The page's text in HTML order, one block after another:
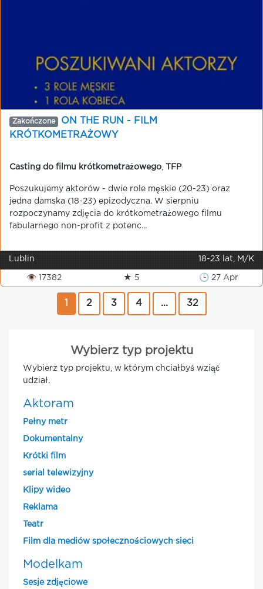
Zakończone
ON THE RUN - FILM
KRÓTKOMETRAŻOWY
Casting do filmu krótkometrażowego TFP
Poszukujemy aktorów - dwie role męskie (20-23) oraz
jedna damska (18-23) epizodyczna. W sierpniu
rozpoczynamy zdjęcia do krótkometrażowego filmu
fabularnego non-profit z potenc...
Lublin 18-23 lat, M/K
👁 17382 ★ 5 🕒 27 Apr
2 3 4 ... 32
Wybierz typ projektu
Wybierz typ projektu, w którym chciałbyś wziąć
udział.
Aktoram
Pełny metr
Dokumentalny
Krótki film
serial telewizyjny
Klipy wideo
Reklama
Teatr
Film dla mediów społecznościowych sieci
Modelkam
Sesje zdjęciowe